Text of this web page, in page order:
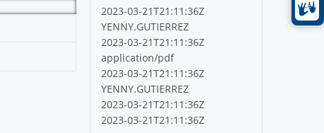
2023-03-21T21:11:36Z
YENNY.GUTIERREZ
2023-03-21T21:11:36Z
application/pdf
2023-03-21T21:11:36Z
YENNY.GUTIERREZ
2023-03-21T21:11:36Z
2023-03-21T21:11:36Z